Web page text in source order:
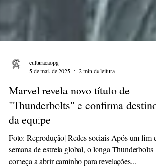
culturacaopg
5 de mai. de 2025
2 min de leitura
Marvel revela novo título de
"Thunderbolts" e confirma destino
da equipe